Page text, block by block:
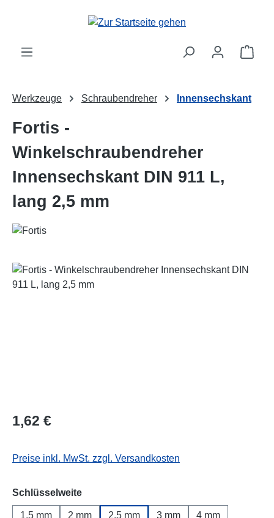
Zum Hauptinhalt springen
Werkzeuge Schraubendreher Innensechskant
Fortis -
Winkelschraubendreher
Innensechskant DIN 911 L,
lang 2,5 mm
Bildergalerie überspringen
Regulärer Preis:
1,62 €
Preise inkl. MwSt. zzgl. Versandkosten
Schlüsselweiteauswählen
1,5 mm 2 mm 2,5 mm 3 mm
4 mm